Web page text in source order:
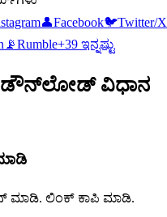
👤Facebook🐦Twitter/X
📡Rumble+39 ಇನ್ನಷ್ಟು
ಡೌನ್‌ಲೋಡ್ ವಿಧಾನ
ಲಿಂಕ್ ಕಾಪಿ ಮಾಡಿ.